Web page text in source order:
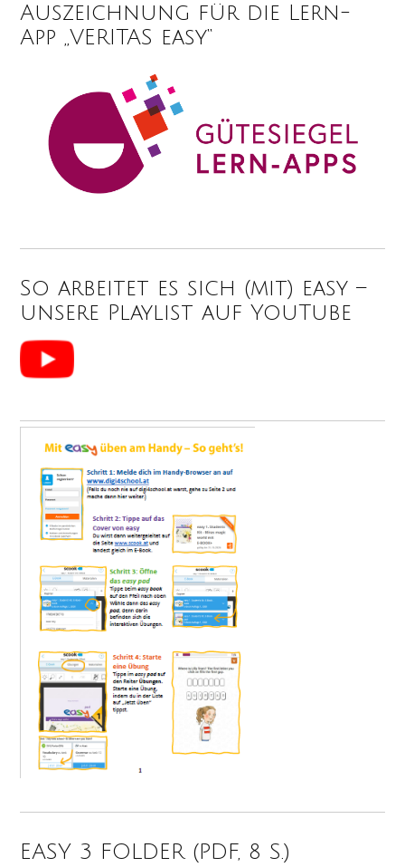
Auszeichnung für die Lern-
App „VERITAS easy“
So arbeitet es sich (mit) easy –
unsere Playlist auf YouTube
EASY 3 FOLDER (PDF, 8 S.)